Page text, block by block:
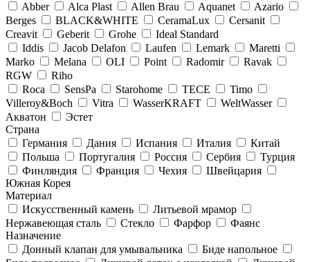
Abber
Alca Plast Allen Brau Aquanet
Azario
Berges
BLACK&WHITE CeramaLux
Cersanit
Creavit
Geberit Grohe
Ideal Standard
Iddis
Jacob Delafon Laufen Lemark
Maretti
Marko
Melana OLI Point Radomir
Ravak
RGW
Riho
Roca
SensPa Starohome TECE
Timo
Villeroy&Boсh
Vitra WasserKRAFT
WeltWasser
Акватон
Эстет
Страна
Германия
Дания Испания Италия
Китай
Польша
Португалия Россия Сербия
Турция
Финляндия
Франция Чехия
Швейцария
Южная Корея
Материал
Искусственный камень
Литьевой мрамор
Нержавеющая сталь
Стекло Фарфор
Фаянс
Назначение
Донный клапан для умывальника
Биде напольное